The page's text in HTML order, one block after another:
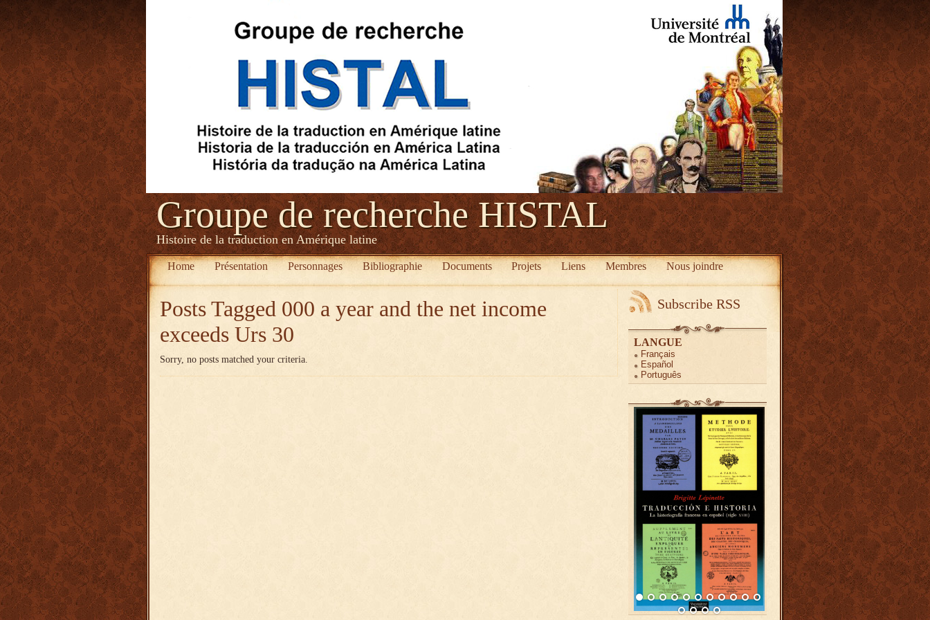
Groupe de recherche HISTAL
Histoire de la traduction en Amérique latine
Home Présentation Personnages Bibliographie Documents Projets Liens Membres Nous joindre
Posts Tagged 000 a year and the net income
exceeds Urs 30
Sorry, no posts matched your criteria.
Subscribe RSS
LANGUE
Français
Español
Português